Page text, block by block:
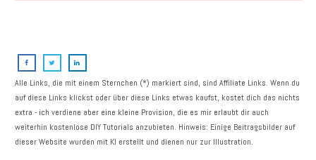
Alle Links, die mit einem Sternchen (*) markiert sind, sind Affiliate Links. Wenn du
auf diese Links klickst oder über diese Links etwas kaufst, kostet dich das nichts
extra - ich verdiene aber eine kleine Provision, die es mir erlaubt dir auch
weiterhin kostenlose DIY Tutorials anzubieten. Hinweis: Einige Beitragsbilder auf
dieser Website wurden mit KI erstellt und dienen nur zur Illustration.